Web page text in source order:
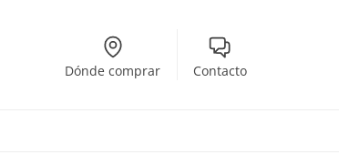
Dónde comprar Contacto